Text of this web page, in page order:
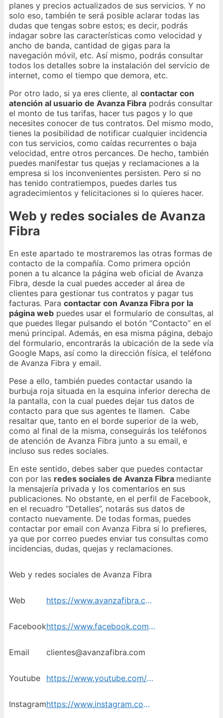
planes y precios actualizados de sus servicios. Y no
solo eso, también te será posible aclarar todas las
dudas que tengas sobre estos; es decir, podrás
indagar sobre las características como velocidad y
ancho de banda, cantidad de gigas para la
navegación móvil, etc. Así mismo, podrás consultar
todos los detalles sobre la instalación del servicio de
internet, como el tiempo que demora, etc.
Por otro lado, si ya eres cliente, al contactar con
atención al usuario de Avanza Fibra podrás consultar
el monto de tus tarifas, hacer tus pagos y lo que
necesites conocer de tus contratos. Del mismo modo,
tienes la posibilidad de notificar cualquier incidencia
con tus servicios, como caídas recurrentes o baja
velocidad, entre otros percances. De hecho, también
puedes manifestar tus quejas y reclamaciones a la
empresa si los inconvenientes persisten. Pero si no
has tenido contratiempos, puedes darles tus
agradecimientos y felicitaciones si lo quieres hacer.
Web y redes sociales de Avanza
Fibra
En este apartado te mostraremos las otras formas de
contacto de la compañía. Como primera opción
ponen a tu alcance la página web oficial de Avanza
Fibra, desde la cual puedes acceder al área de
clientes para gestionar tus contratos y pagar tus
facturas. Para contactar con Avanza Fibra por la
página web puedes usar el formulario de consultas, al
que puedes llegar pulsando el botón “Contacto” en el
menú principal. Además, en esa misma página, debajo
del formulario, encontrarás la ubicación de la sede vía
Google Maps, así como la dirección física, el teléfono
de Avanza Fibra y email.
Pese a ello, también puedes contactar usando la
burbuja roja situada en la esquina inferior derecha de
la pantalla, con la cual puedes dejar tus datos de
contacto para que sus agentes te llamen. Cabe
resaltar que, tanto en el borde superior de la web,
como al final de la misma, conseguirás los teléfonos
de atención de Avanza Fibra junto a su email, e
incluso sus redes sociales.
En este sentido, debes saber que puedes contactar
con por las redes sociales de Avanza Fibra mediante
la mensajería privada y los comentarios en sus
publicaciones. No obstante, en el perfil de Facebook,
en el recuadro “Detalles”, notarás sus datos de
contacto nuevamente. De todas formas, puedes
contactar por email con Avanza Fibra si lo prefieres,
ya que por correo puedes enviar tus consultas como
incidencias, dudas, quejas y reclamaciones.
Web y redes sociales de Avanza Fibra
Web https://www.avanzafibra.com/contacto/
Facebook https://www.facebook.com/profile.php?id=100058913532531
Email clientes@avanzafibra.com
Youtube https://www.youtube.com/channel/UC5gL4SwKTgKmVWOx6TlBBWA
Instagram https://www.instagram.com/avanza_fibra/